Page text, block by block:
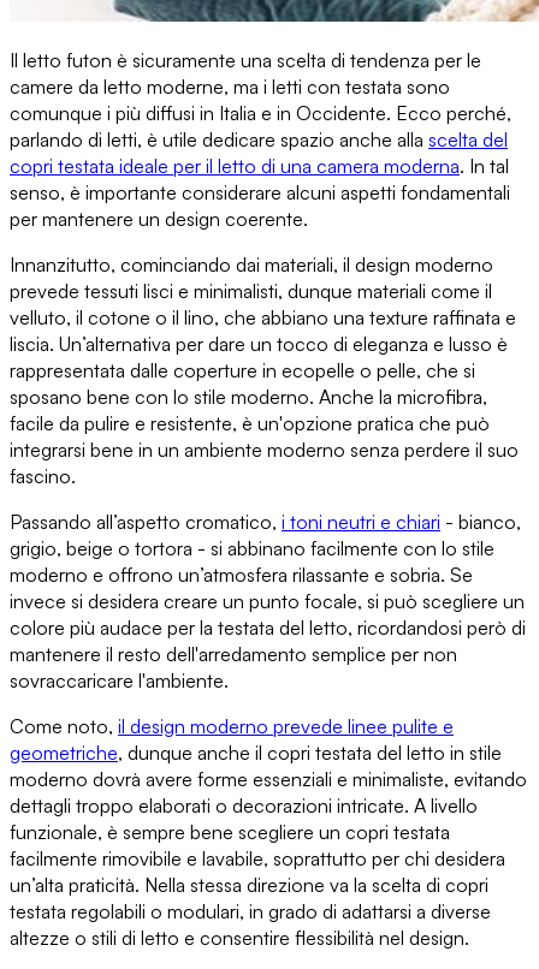
Il letto futon è sicuramente una scelta di tendenza per le
camere da letto moderne, ma i letti con testata sono
comunque i più diffusi in Italia e in Occidente. Ecco perché,
parlando di letti, è utile dedicare spazio anche alla scelta del
copri testata ideale per il letto di una camera moderna. In tal
senso, è importante considerare alcuni aspetti fondamentali
per mantenere un design coerente.
Innanzitutto, cominciando dai materiali, il design moderno
prevede tessuti lisci e minimalisti, dunque materiali come il
velluto, il cotone o il lino, che abbiano una texture raffinata e
liscia. Un’alternativa per dare un tocco di eleganza e lusso è
rappresentata dalle coperture in ecopelle o pelle, che si
sposano bene con lo stile moderno. Anche la microfibra,
facile da pulire e resistente, è un'opzione pratica che può
integrarsi bene in un ambiente moderno senza perdere il suo
fascino.
Passando all’aspetto cromatico, i toni neutri e chiari - bianco,
grigio, beige o tortora - si abbinano facilmente con lo stile
moderno e offrono un’atmosfera rilassante e sobria. Se
invece si desidera creare un punto focale, si può scegliere un
colore più audace per la testata del letto, ricordandosi però di
mantenere il resto dell'arredamento semplice per non
sovraccaricare l'ambiente.
Come noto, il design moderno prevede linee pulite e
geometriche, dunque anche il copri testata del letto in stile
moderno dovrà avere forme essenziali e minimaliste, evitando
dettagli troppo elaborati o decorazioni intricate. A livello
funzionale, è sempre bene scegliere un copri testata
facilmente rimovibile e lavabile, soprattutto per chi desidera
un’alta praticità. Nella stessa direzione va la scelta di copri
testata regolabili o modulari, in grado di adattarsi a diverse
altezze o stili di letto e consentire flessibilità nel design.